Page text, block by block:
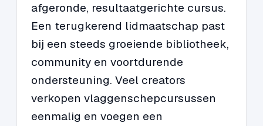
afgeronde, resultaatgerichte cursus.
Een terugkerend lidmaatschap past
bij een steeds groeiende bibliotheek,
community en voortdurende
ondersteuning. Veel creators
verkopen vlaggenschepcursussen
eenmalig en voegen een